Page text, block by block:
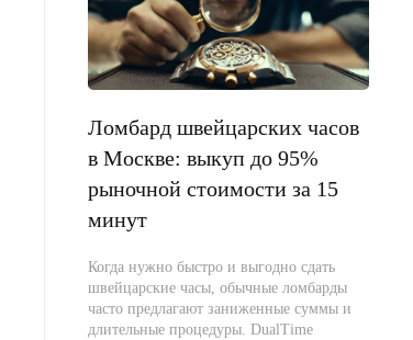
Ломбард швейцарских часов
в Москве: выкуп до 95%
рыночной стоимости за 15
минут
Когда нужно быстро и выгодно сдать
швейцарские часы, обычные ломбарды
часто предлагают заниженные суммы и
длительные процедуры. DualTime